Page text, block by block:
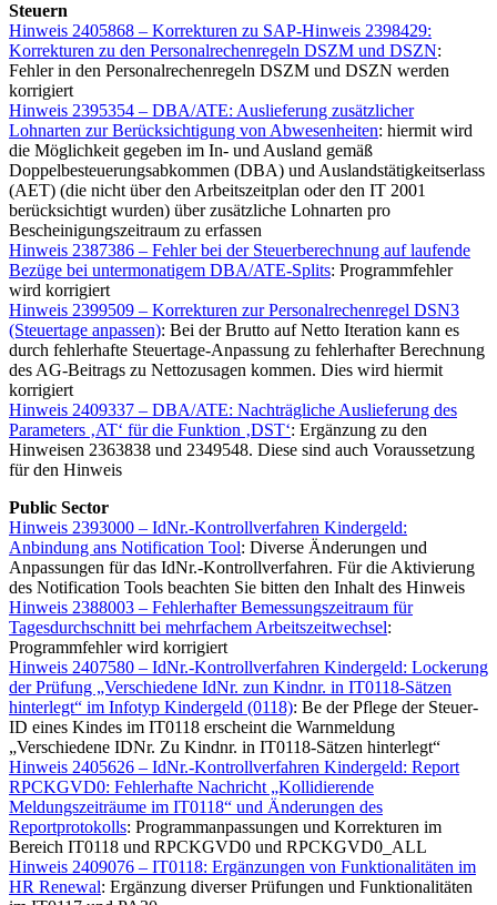
Steuern
Hinweis 2405868 – Korrekturen zu SAP-Hinweis 2398429:
Korrekturen zu den Personalrechenregeln DSZM und DSZN:
Fehler in den Personalrechenregeln DSZM und DSZN werden
korrigiert
Hinweis 2395354 – DBA/ATE: Auslieferung zusätzlicher
Lohnarten zur Berücksichtigung von Abwesenheiten: hiermit wird
die Möglichkeit gegeben im In- und Ausland gemäß
Doppelbesteuerungsabkommen (DBA) und Auslandstätigkeitserlass
(AET) (die nicht über den Arbeitszeitplan oder den IT 2001
berücksichtigt wurden) über zusätzliche Lohnarten pro
Bescheinigungszeitraum zu erfassen
Hinweis 2387386 – Fehler bei der Steuerberechnung auf laufende
Bezüge bei untermonatigem DBA/ATE-Splits: Programmfehler
wird korrigiert
Hinweis 2399509 – Korrekturen zur Personalrechenregel DSN3
(Steuertage anpassen): Bei der Brutto auf Netto Iteration kann es
durch fehlerhafte Steuertage-Anpassung zu fehlerhafter Berechnung
des AG-Beitrags zu Nettozusagen kommen. Dies wird hiermit
korrigiert
Hinweis 2409337 – DBA/ATE: Nachträgliche Auslieferung des
Parameters ‚AT‘ für die Funktion ‚DST‘: Ergänzung zu den
Hinweisen 2363838 und 2349548. Diese sind auch Voraussetzung
für den Hinweis
Public Sector
Hinweis 2393000 – IdNr.-Kontrollverfahren Kindergeld:
Anbindung ans Notification Tool: Diverse Änderungen und
Anpassungen für das IdNr.-Kontrollverfahren. Für die Aktivierung
des Notification Tools beachten Sie bitten den Inhalt des Hinweis
Hinweis 2388003 – Fehlerhafter Bemessungszeitraum für
Tagesdurchschnitt bei mehrfachem Arbeitszeitwechsel:
Programmfehler wird korrigiert
Hinweis 2407580 – IdNr.-Kontrollverfahren Kindergeld: Lockerung
der Prüfung „Verschiedene IdNr. zun Kindnr. in IT0118-Sätzen
hinterlegt“ im Infotyp Kindergeld (0118): Be der Pflege der Steuer-
ID eines Kindes im IT0118 erscheint die Warnmeldung
„Verschiedene IDNr. Zu Kindnr. in IT0118-Sätzen hinterlegt“
Hinweis 2405626 – IdNr.-Kontrollverfahren Kindergeld: Report
RPCKGVD0: Fehlerhafte Nachricht „Kollidierende
Meldungszeiträume im IT0118“ und Änderungen des
Reportprotokolls: Programmanpassungen und Korrekturen im
Bereich IT0118 und RPCKGVD0 und RPCKGVD0_ALL
Hinweis 2409076 – IT0118: Ergänzungen von Funktionalitäten im
HR Renewal: Ergänzung diverser Prüfungen und Funktionalitäten